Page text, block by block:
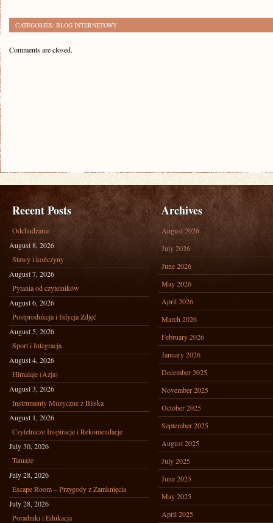
CATEGORIES: BLOG INTERNETOWY
Comments are closed.
Recent Posts
Odchudzanie
August 8, 2026
Stawy i kończyny
August 7, 2026
Pytania od czytelników
August 6, 2026
Postprodukcja i Edycja Zdjęć
August 5, 2026
Sport i Integracja
August 4, 2026
Himalaje (Azja)
August 3, 2026
Instrumenty Muzyczne z Bliska
August 1, 2026
Czytelnicze Inspiracje i Rekomendacje
July 30, 2026
Tatuaże
July 28, 2026
Escape Room – Przygody z Zamknięcia
July 28, 2026
Poradniki i Edukacja
Archives
August 2026
July 2026
June 2026
May 2026
April 2026
March 2026
February 2026
January 2026
December 2025
November 2025
October 2025
September 2025
August 2025
July 2025
June 2025
May 2025
April 2025